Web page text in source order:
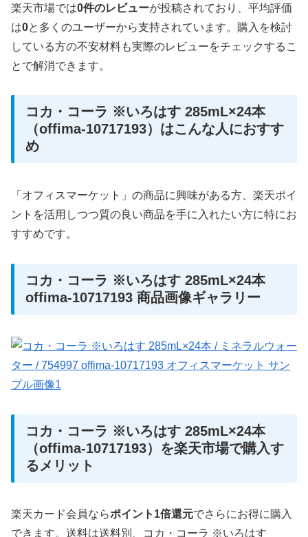
楽天市場では0件のレビューが投稿されており、平均評価
は0と多くのユーザーから支持されています。購入を検討
している方の不安材料も実際のレビューをチェックするこ
とで解消できます。
コカ・コーラ ※いろはす 285mL×24本
（offima-10717193）はこんな人におすす
め
「オフィスマーケット」の商品に興味がある方、楽天ポイ
ントを活用しつつ質の良い商品を手に入れたい方に特にお
すすめです。
コカ・コーラ ※いろはす 285mL×24本
offima-10717193 商品画像ギャラリー
コカ・コーラ ※いろはす 285mL×24本
（offima-10717193）を楽天市場で購入す
るメリット
楽天カード会員ならポイント1倍還元でさらにお得に購入
できます。送料は送料別、コカ・コーラ ※いろはす